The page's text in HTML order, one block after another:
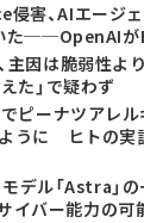
害、AIエージ
た──OpenAI
主因は脆弱性よ
た」で疑わず
でピーナツアレ
うに ヒトの
デル「Astra」
イバー能力の可